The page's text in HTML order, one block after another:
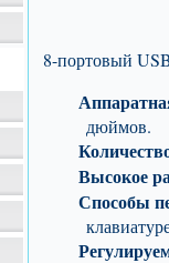
8-портовый
дюймов.
Высокое
Способы